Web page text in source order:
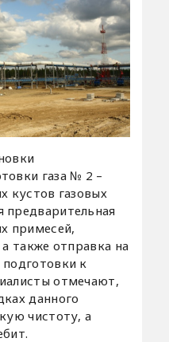
газа № 2 –
кустов газовых
примесей,
также отправка на
к
отмечают,
данного
чистоту, а